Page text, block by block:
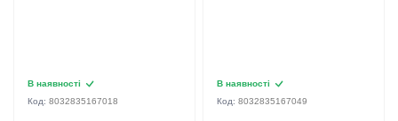
В наявності
Код: 8032835167018
В наявності
Код:8032835167049